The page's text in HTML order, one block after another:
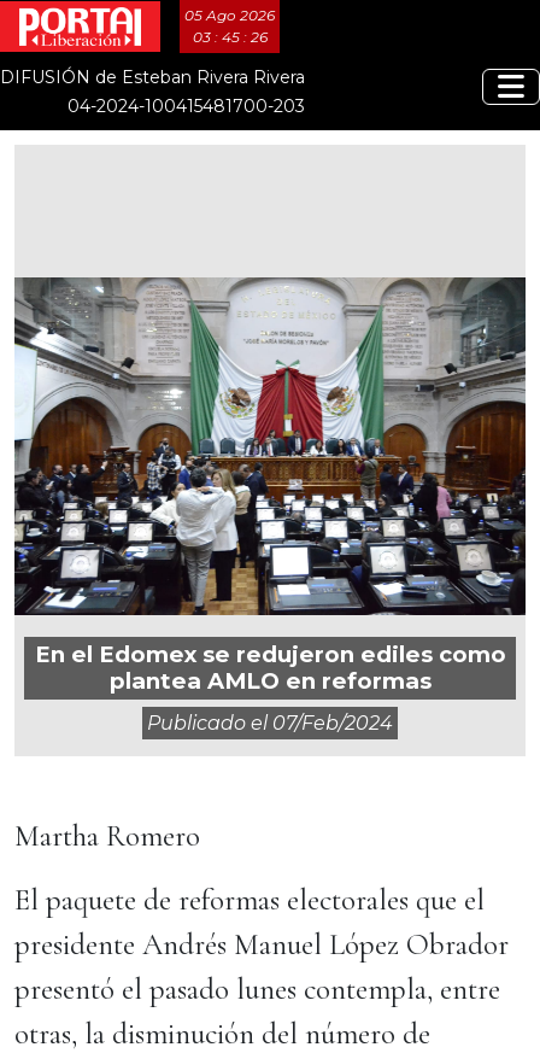
05 Ago 2026
03 : 45 : 26
DIFUSIÓN de Esteban Rivera Rivera
04-2024-100415481700-203
En el Edomex se redujeron ediles como
plantea AMLO en reformas
Publicado el 07/feb/2024
Martha Romero
El paquete de reformas electorales que el
presidente Andrés Manuel López Obrador
presentó el pasado lunes contempla, entre
otras, la disminución del número de